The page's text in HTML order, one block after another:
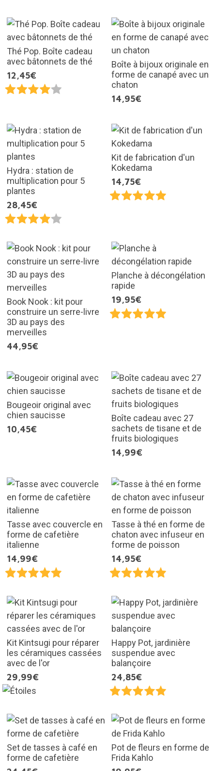
Thé Pop. Boîte cadeau
avec bâtonnets de thé
12,45€
Boîte à bijoux originale en
forme de canapé avec un
chaton
14,95€
Hydra : station de
multiplication pour 5
plantes
28,45€
Kit de fabrication d'un
Kokedama
14,75€
Book Nook : kit pour
construire un serre-livre
3D au pays des
merveilles
44,95€
Planche à décongélation
rapide
19,95€
Bougeoir original avec
chien saucisse
10,45€
Boîte cadeau avec 27
sachets de tisane et de
fruits biologiques
14,99€
Tasse avec couvercle en
forme de cafetière
italienne
14,99€
Tasse à thé en forme de
chaton avec infuseur en
forme de poisson
14,95€
Kit Kintsugi pour réparer
les céramiques cassées
avec de l'or
29,99€
Happy Pot, jardinière
suspendue avec
balançoire
24,85€
Set de tasses à café en
forme de cafetière
Pot de fleurs en forme de
Frida Kahlo